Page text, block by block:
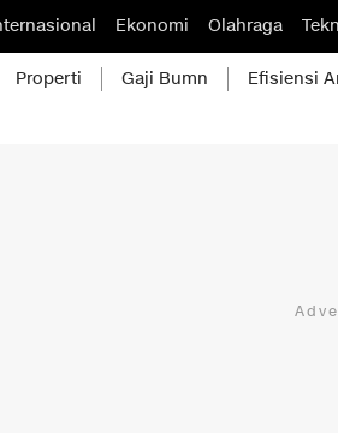
Ekonomi Olahraga
Properti Gaji Bumn Efisiensi